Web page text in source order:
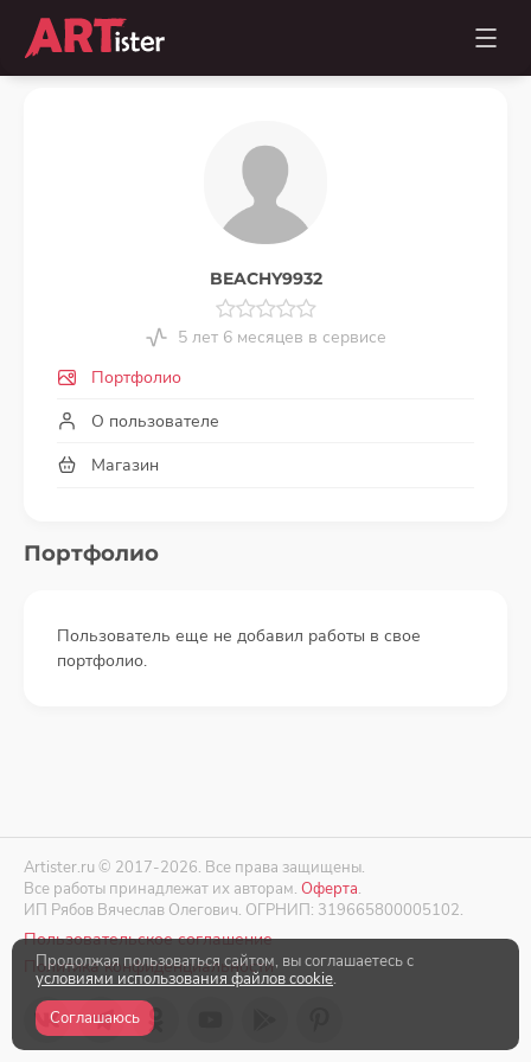
BEACHY9932
5 лет 6 месяцев в сервисе
Портфолио
О пользователе
Магазин
Портфолио
Пользователь еще не добавил работы в свое
портфолио.
Artister.ru © 2017-2026. Все права защищены.
Все работы принадлежат их авторам. Оферта.
ИП Рябов Вячеслав Олегович. ОГРНИП: 319665800005102.
Пользовательское соглашение
Политика конфиденциальности
Продолжая пользоваться сайтом, вы соглашаетесь с
условиями использования файлов cookie.
Соглашаюсь